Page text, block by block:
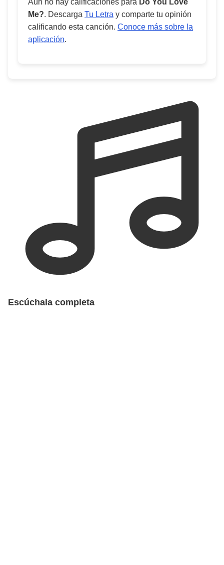
Aún no hay calificaciones para Do You Love
Me?. Descarga Tu Letra y comparte tu opinión
calificando esta canción. Conoce más sobre la
aplicación.
Escúchala completa